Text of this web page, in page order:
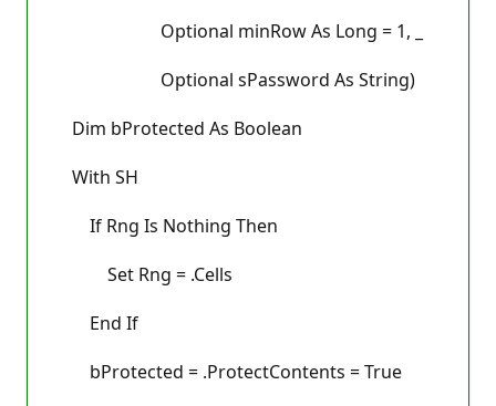
Optional minRow As Long = 1, _
Optional sPassword As String)
Dim bProtected As Boolean
With SH
If Rng Is Nothing Then
Set Rng = .Cells
End If
bProtected = .ProtectContents = True